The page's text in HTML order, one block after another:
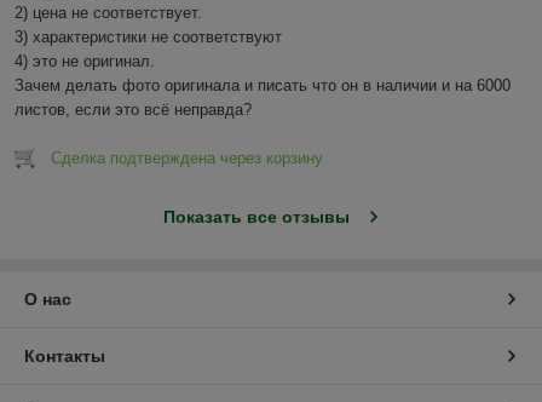
2) цена не соответствует.
3) характеристики не соответствуют
4) это не оригинал.
Зачем делать фото оригинала и писать что он в наличии и на 6000
листов, если это всё неправда?
Сделка подтверждена через корзину
Показать все отзывы
О нас
Контакты